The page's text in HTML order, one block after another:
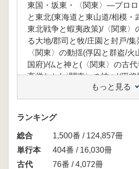
東国・坂東・〈関東〉―プロロ
と東北(東海道と東山道/相模・
東北戦争と蝦夷政策)/〈関東〉
る大地/郡司と牧/庄園と封戸/
〈関東〉の動揺(俘囚と群盗/火
国府)/仏と神と(〈関東〉の古
高僧たち/〈関東〉の神々)/平
覚醒(東国へ向かう貴族たち/平
と源頼信・頼義)/平安文学にさ
(『更級日記』の世界/『伊勢物
東〉と武士(『今昔物語集』の
始まり〉)
もっと見る
ランキング
総合
1,500番 / 124,857冊
単行本
404番 / 16,030冊
古代
76番 / 4,072冊